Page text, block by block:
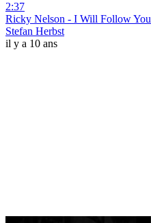
2:37
Ricky Nelson - I Will Follow You
Stefan Herbst
il y a 10 ans